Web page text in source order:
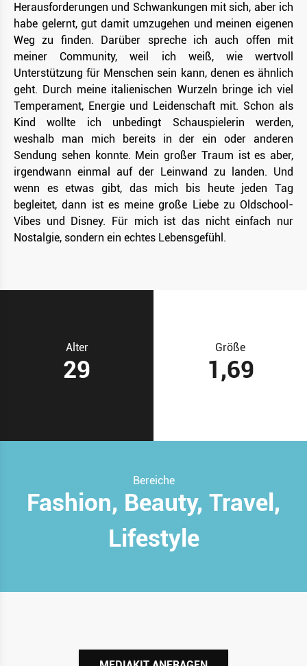
Herausforderungen und Schwankungen mit sich, aber ich
habe gelernt, gut damit umzugehen und meinen eigenen
Weg zu finden. Darüber spreche ich auch offen mit
meiner Community, weil ich weiß, wie wertvoll
Unterstützung für Menschen sein kann, denen es ähnlich
geht. Durch meine italienischen Wurzeln bringe ich viel
Temperament, Energie und Leidenschaft mit. Schon als
Kind wollte ich unbedingt Schauspielerin werden,
weshalb man mich bereits in der ein oder anderen
Sendung sehen konnte. Mein großer Traum ist es aber,
irgendwann einmal auf der Leinwand zu landen. Und
wenn es etwas gibt, das mich bis heute jeden Tag
begleitet, dann ist es meine große Liebe zu Oldschool-
Vibes und Disney. Für mich ist das nicht einfach nur
Nostalgie, sondern ein echtes Lebensgefühl.
Alter
29
Größe
1,69
Bereiche
Fashion, Beauty, Travel,
Lifestyle